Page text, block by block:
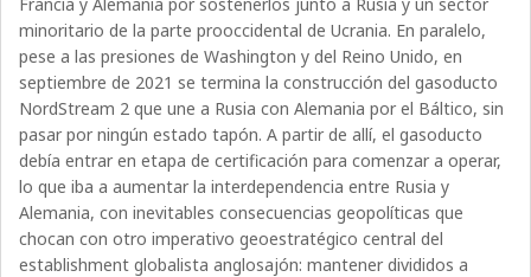
minoritario de la parte prooccidental de Ucrania. En paralelo,
pese a las presiones de Washington y del Reino Unido, en
septiembre de 2021 se termina la construcción del gasoducto
NordStream 2 que une a Rusia con Alemania por el Báltico, sin
pasar por ningún estado tapón. A partir de allí, el gasoducto
debía entrar en etapa de certificación para comenzar a operar,
lo que iba a aumentar la interdependencia entre Rusia y
Alemania, con inevitables consecuencias geopolíticas que
chocan con otro imperativo geoestratégico central del
establishment globalista anglosajón: mantener divididos a